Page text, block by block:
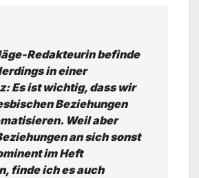
Redakteurin befinde
in einer
Es ist wichtig, dass wir
Beziehungen
Weil aber
an sich sonst
im Heft
finde ich es auch